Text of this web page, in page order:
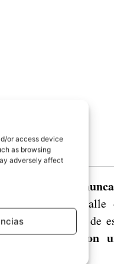
or access device
as browsing
adversely affect
que nunca
a gente por la calle
de la calidad de
móviles con